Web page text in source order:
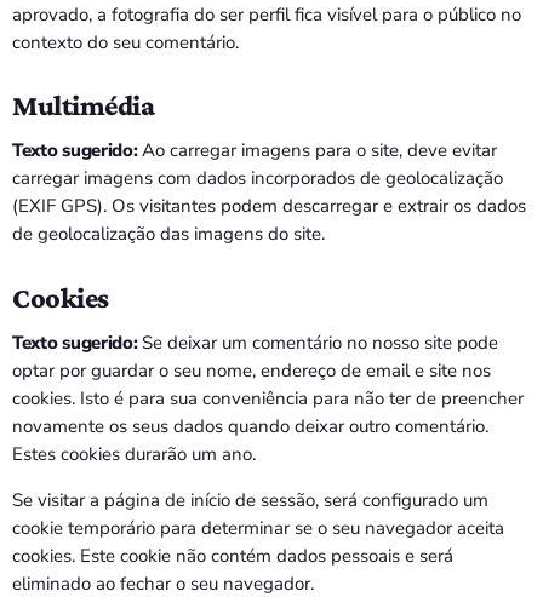
PORTUGUÊS
aprovado, a fotografia do ser perfil fica visível para o público no
contexto do seu comentário.
Multimédia
Texto sugerido:Ao carregar imagens para o site, deve evitar
carregar imagens com dados incorporados de geolocalização
(EXIF GPS). Os visitantes podem descarregar e extrair os dados
de geolocalização das imagens do site.
Cookies
Texto sugerido: Se deixar um comentário no nosso site pode
optar por guardar o seu nome, endereço de email e site nos
cookies. Isto é para sua conveniência para não ter de preencher
novamente os seus dados quando deixar outro comentário.
Estes cookies durarão um ano.
Se visitar a página de início de sessão, será configurado um
cookie temporário para determinar se o seu navegador aceita
cookies. Este cookie não contém dados pessoais e será
eliminado ao fechar o seu navegador.